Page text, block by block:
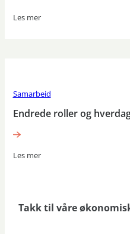
Les mer
Samarbeid
Endrede roller og
Les mer
Takk til våre